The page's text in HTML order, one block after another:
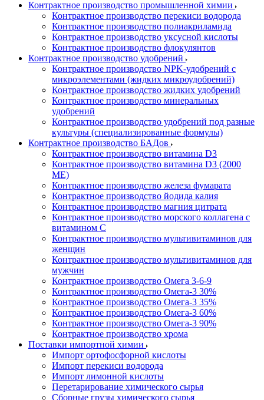
Контрактное производство промышленной химии
Контрактное производство перекиси водорода
Контрактное производство полиакриламида
Контрактное производство уксусной кислоты
Контрактное производство флокулянтов
Контрактное производство удобрений
Контрактное производство NPK-удобрений с
микроэлементами (жидких микроудобрений)
Контрактное производство жидких удобрений
Контрактное производство минеральных
удобрений
Контрактное производство удобрений под разные
культуры (специализированные формулы)
Контрактное производство БАДов
Контрактное производство витамина D3
Контрактное производство витамина D3 (2000
МЕ)
Контрактное производство железа фумарата
Контрактное производство йодида калия
Контрактное производство магния цитрата
Контрактное производство морского коллагена с
витамином С
Контрактное производство мультивитаминов для
женщин
Контрактное производство мультивитаминов для
мужчин
Контрактное производство Омега 3-6-9
Контрактное производство Омега-3 30%
Контрактное производство Омега-3 35%
Контрактное производство Омега-3 60%
Контрактное производство Омега-3 90%
Контрактное производство хрома
Поставки импортной химии
Импорт ортофосфорной кислоты
Импорт перекиси водорода
Импорт лимонной кислоты
Перетарирование химического сырья
Сборные грузы химического сырья